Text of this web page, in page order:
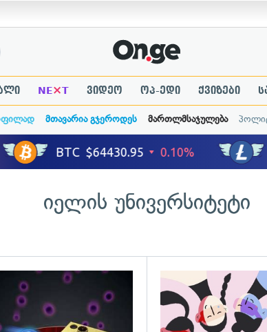
NE×T ვიდეო ოპ-ედი ქვიზები
მთავარია გჯეროდეს მართლმსაჯულება
იელის უნივერსიტეტი
გადახედვა